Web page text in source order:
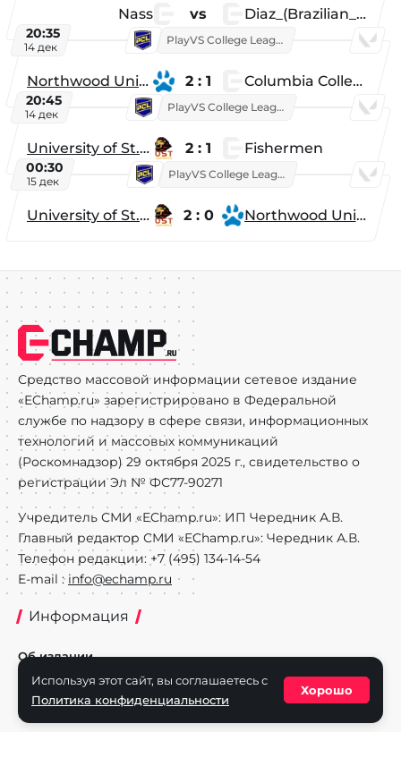
Nass vs Diaz_(Brazilian_Player)
20:35
14 дек
PlayVS College League 2025: Fall
Northwood University 2 : 1 Columbia College
20:45
14 дек
PlayVS College League 2025: Fall
University of St. Thomas 2 : 1 Fishermen
00:30
15 дек
PlayVS College League 2025: Fall
University of St. Thomas 2 : 0 Northwood University
Средство массовой информации сетевое издание
«EChamp.ru» зарегистрировано в Федеральной
службе по надзору в сфере связи, информационных
технологий и массовых коммуникаций
(Роскомнадзор) 29 октября 2025 г., свидетельство о
регистрации Эл № ФС77-90271
Учредитель СМИ «EChamp.ru»: ИП Чередник А.В.
Главный редактор СМИ «EChamp.ru»: Чередник А.В.
Телефон редакции: +7 (495) 134-14-54
E-mail : info@echamp.ru
Информация
Об издании
Реклама на портале
Политика конфиденциальности
Используя этот сайт, вы соглашаетесь с
Политика конфиденциальности
Хорошо